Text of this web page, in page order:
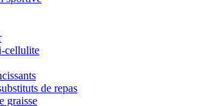
cellulite
de repas
graisse